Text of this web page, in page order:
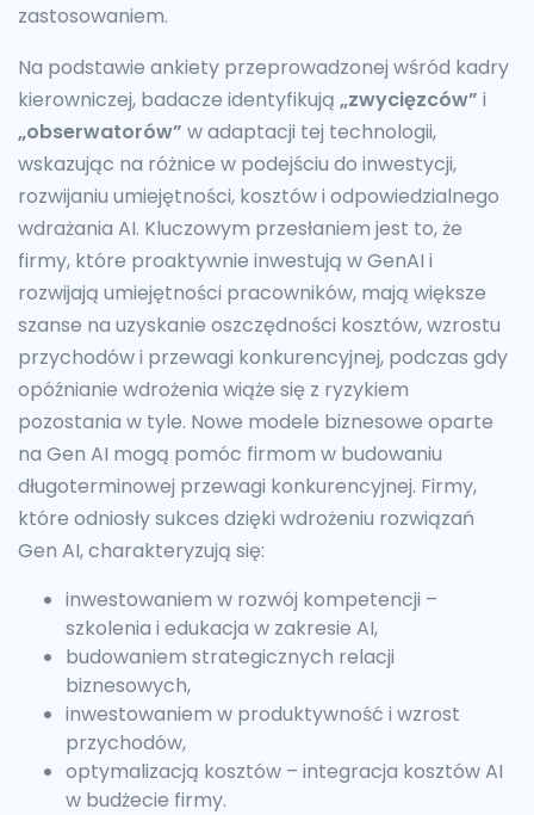
zastosowaniem.
Na podstawie ankiety przeprowadzonej wśród kadry
kierowniczej, badacze identyfikują „zwycięzców” i
„obserwatorów” w adaptacji tej technologii,
wskazując na różnice w podejściu do inwestycji,
rozwijaniu umiejętności, kosztów i odpowiedzialnego
wdrażania AI. Kluczowym przesłaniem jest to, że
firmy, które proaktywnie inwestują w GenAI i
rozwijają umiejętności pracowników, mają większe
szanse na uzyskanie oszczędności kosztów, wzrostu
przychodów i przewagi konkurencyjnej, podczas gdy
opóźnianie wdrożenia wiąże się z ryzykiem
pozostania w tyle. Nowe modele biznesowe oparte
na Gen AI mogą pomóc firmom w budowaniu
długoterminowej przewagi konkurencyjnej. Firmy,
które odniosły sukces dzięki wdrożeniu rozwiązań
Gen AI, charakteryzują się:
inwestowaniem w rozwój kompetencji –
szkolenia i edukacja w zakresie AI,
budowaniem strategicznych relacji
biznesowych,
inwestowaniem w produktywność i wzrost
przychodów,
optymalizacją kosztów – integracja kosztów AI
w budżecie firmy.